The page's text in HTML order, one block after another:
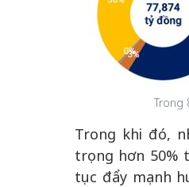
Trong
Trong khi đó,
trọng hơn 50%
tục đẩy mạnh